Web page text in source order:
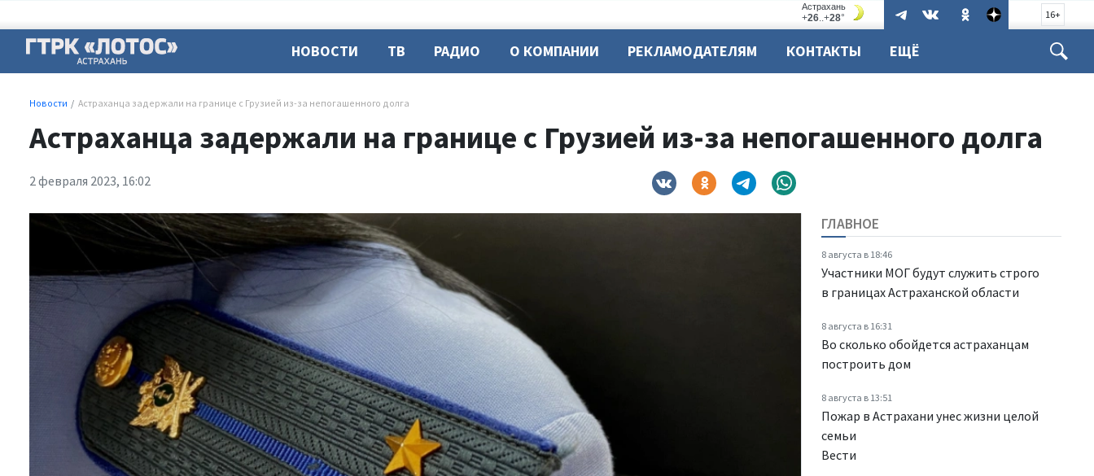
16+
НОВОСТИ ТВ РАДИО О КОМПАНИИ РЕКЛАМОДАТЕЛЯМ КОНТАКТЫ ЕЩЁ
Новости Астраханца задержали на границе с Грузией из-за непогашенного долга
Астраханца задержали на границе с Грузией из-за непогашенного долга
2 февраля 2023, 16:02
ГЛАВНОЕ
8 августа в 18:46
Участники МОГ будут служить строго
в границах Астраханской области
8 августа в 16:31
Во сколько обойдется астраханцам
построить дом
8 августа в 13:51
Пожар в Астрахани унес жизни целой
семьи
Вести